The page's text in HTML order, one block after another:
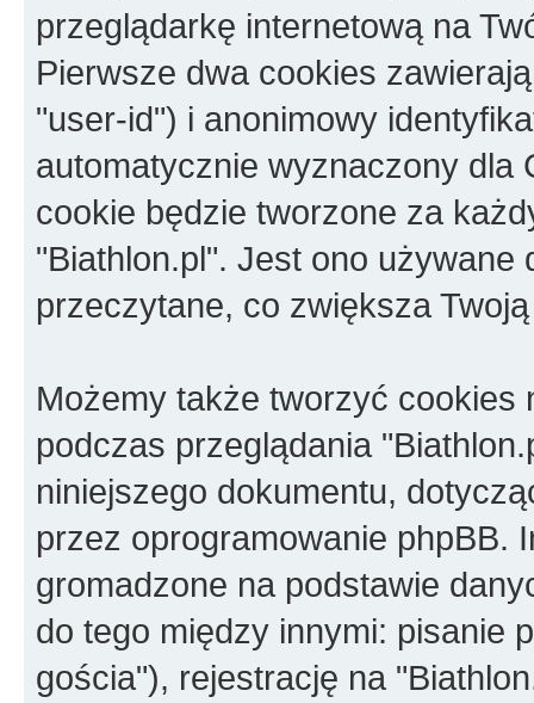
przeglądarkę internetową na
Pierwsze dwa cookies
"user-id") i anonimowy
automatycznie wyznaczony dla
cookie będzie tworzone za
"Biathlon.pl". Jest ono używane
przeczytane, co zwiększa
Możemy także tworzyć cookies
podczas przeglądania
niniejszego dokumentu,
przez oprogramowanie phpBB.
gromadzone na podstawie
do tego między innymi: pisanie
gościa"), rejestrację na